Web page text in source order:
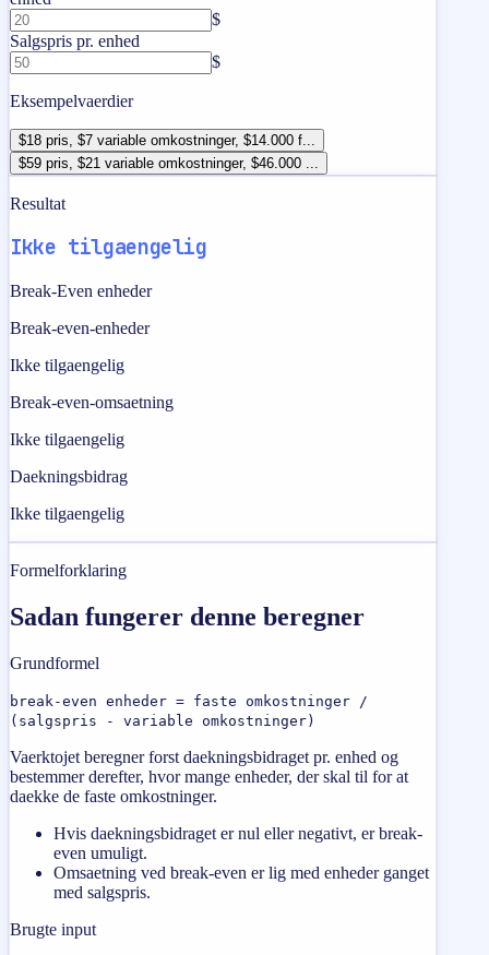
$
Salgspris pr. enhed
$
Eksempelvaerdier
$18 pris, $7 variable omkostninger, $14.000 f...
$59 pris, $21 variable omkostninger, $46.000 ...
Resultat
Ikke tilgaengelig
Break-Even enheder
Break-even-enheder
Ikke tilgaengelig
Break-even-omsaetning
Ikke tilgaengelig
Daekningsbidrag
Ikke tilgaengelig
Formelforklaring
Sadan fungerer denne beregner
Grundformel
break-even enheder = faste omkostninger /
(salgspris - variable omkostninger)
Vaerktojet beregner forst daekningsbidraget pr. enhed og
bestemmer derefter, hvor mange enheder, der skal til for at
daekke de faste omkostninger.
Hvis daekningsbidraget er nul eller negativt, er break-
even umuligt.
Omsaetning ved break-even er lig med enheder ganget
med salgspris.
Brugte input